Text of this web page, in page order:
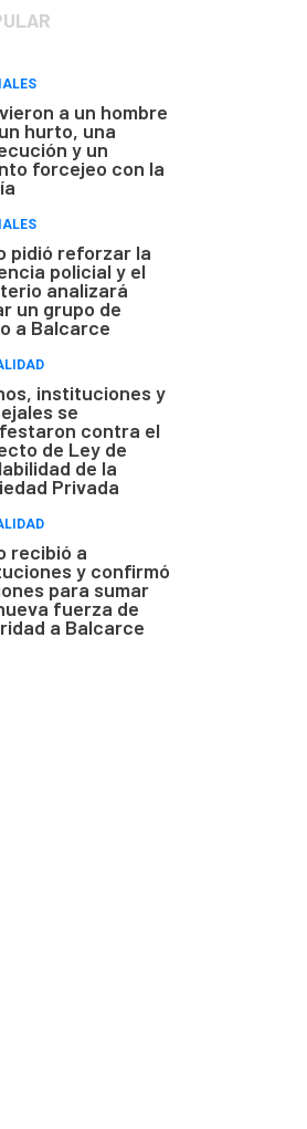
a un hombre
hurto, una
y un
forcejeo con la
pidió reforzar la
policial y el
analizará
un grupo de
a Balcarce
instituciones y
se
contra el
de Ley de
de la
Privada
recibió a
y confirmó
para sumar
fuerza de
a Balcarce